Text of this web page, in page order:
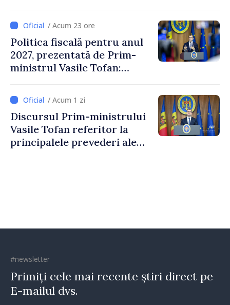
/ Acum 23 ore
Politica fiscală pentru anul
2027, prezentată de Prim-
ministrul Vasile Tofan:
stimularea investițiilor și o
taxare mai echitabilă
/ Acum 1 zi
Discursul Prim-ministrului
Vasile Tofan referitor la
principalele prevederi ale
#newsletter
Primiți cele mai recente știri direct pe
E-mailul dvs.